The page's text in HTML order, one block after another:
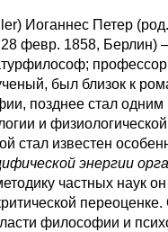
Иоганнес Петер
февр. 1858, Берлин)
профессор
был близок к
позднее стал одним
и
стал известен
энергии
частных наук
переоценке.
философии и